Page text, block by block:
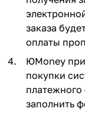
заказа
оплаты
ЮMoney
покупки
заполнить